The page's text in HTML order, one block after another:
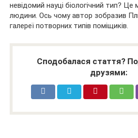
невідомий науці біологічний тип? Це
людини. Ось чому автор зобразив
галереї потворних типів поміщиків.
Сподобалася стаття?
друзями: